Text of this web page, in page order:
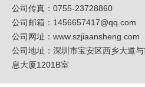
公司传真：0755-23728860
公司邮箱： 1456657417@qq.com
公司网址： www.szjiaansheng.com
公司地址：深圳市宝安区西乡大道
息大厦1201B室